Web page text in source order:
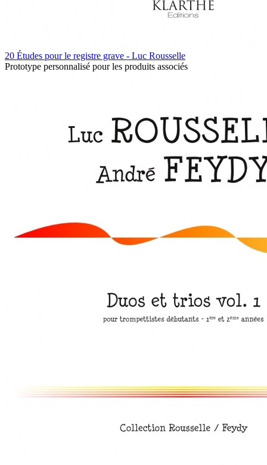
20 Études pour le registre grave - Luc Rousselle
Prototype personnalisé pour les produits associés